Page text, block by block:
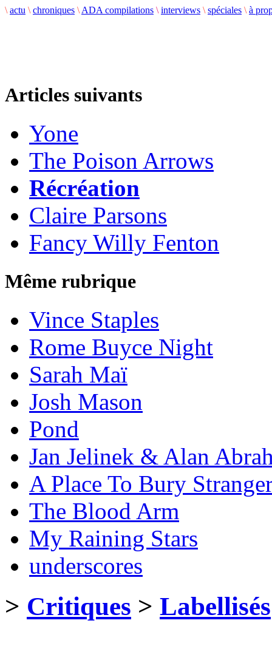
\ actu \ chroniques \ ADA compilations \ interviews \ spéciales \ à
Articles suivants
Yone
The Poison Arrows
Récréation
Claire Parsons
Fancy Willy Fenton
Même rubrique
Vince Staples
Rome Buyce Night
Sarah Maï
Josh Mason
Pond
Jan Jelinek & Alan
A Place To Bury
The Blood Arm
My Raining Stars
underscores
> Critiques > Labellisés